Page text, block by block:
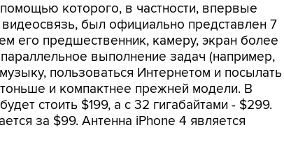
которого, в частности, впервые
был официально представлен 7
его предшественник, камеру, экран более
выполнение задач (например,
пользоваться Интернетом и посылать
и компактнее прежней модели. В
стоить $199, а с 32 гигабайтами - $299.
за $99. Антенна iPhone 4 является